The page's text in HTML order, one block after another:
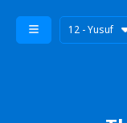
12 - Yusuf